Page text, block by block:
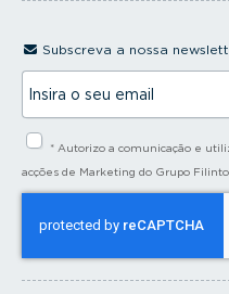
Subscreva a nossa
s
* Autorizo a comunicação e
acções de Marketing do Grupo Filinto